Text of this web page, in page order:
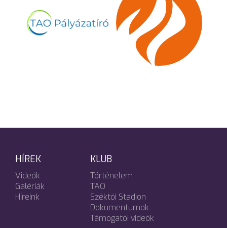
HÍREK
Videók
Galériák
Híreink
KLUB
Történelem
TAO
Széktói Stadion
Dokumentumok
Támogatói videók